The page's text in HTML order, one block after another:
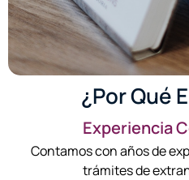
¿Por Qué
Experiencia
Contamos con años de
trámites de